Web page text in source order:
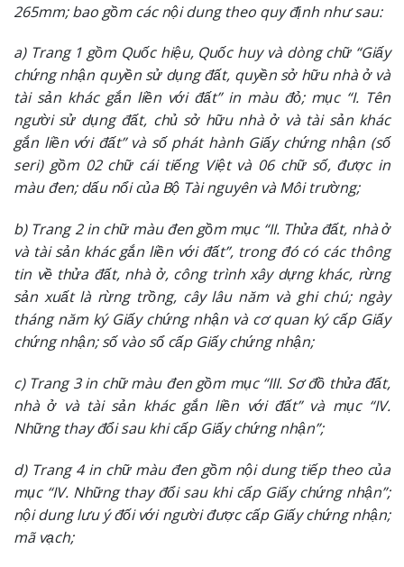
265mm; bao gồm các nội dung theo quy định như sau:
a) Trang 1 gồm Quốc hiệu, Quốc huy và dòng chữ “Giấy
chứng nhận quyền sử dụng đất, quyền sở hữu nhà ở và
tài sản khác gắn liền với đất” in màu đỏ; mục “I. Tên
người sử dụng đất, chủ sở hữu nhà ở và tài sản khác
gắn liền với đất” và số phát hành Giấy chứng nhận (số
seri) gồm 02 chữ cái tiếng Việt và 06 chữ số, được in
màu đen; dấu nổi của Bộ Tài nguyên và Môi trường;
b) Trang 2 in chữ màu đen gồm mục “II. Thửa đất, nhà ở
và tài sản khác gắn liền với đất”, trong đó có các thông
tin về thửa đất, nhà ở, công trình xây dựng khác, rừng
sản xuất là rừng trồng, cây lâu năm và ghi chú; ngày
tháng năm ký Giấy chứng nhận và cơ quan ký cấp Giấy
chứng nhận; số vào sổ cấp Giấy chứng nhận;
c) Trang 3 in chữ màu đen gồm mục “III. Sơ đồ thửa đất,
nhà ở và tài sản khác gắn liền với đất” và mục “IV.
Những thay đổi sau khi cấp Giấy chứng nhận”;
d) Trang 4 in chữ màu đen gồm nội dung tiếp theo của
mục “IV. Những thay đổi sau khi cấp Giấy chứng nhận”;
nội dung lưu ý đối với người được cấp Giấy chứng nhận;
mã vạch;